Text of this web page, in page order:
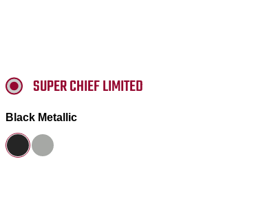
SUPER CHIEF LIMITED
Black Metallic